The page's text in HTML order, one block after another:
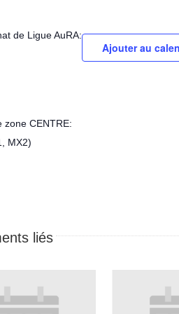
de Ligue AuRA:
zone CENTRE:
MX2)
Ajouter au
liés